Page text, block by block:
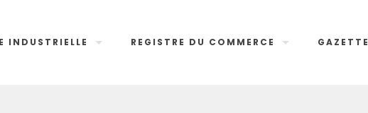
INDUSTRIELLE REGISTRE DU COMMERCE GAZETTE